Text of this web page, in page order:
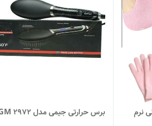
نرم
برس حرارتی جیمی مدل GM 2972